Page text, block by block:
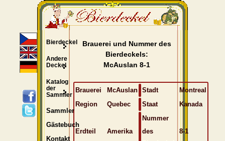
Brauerei und Nummer des
Bierdeckels:
McAuslan 8-1
Brauerei McAuslan Stadt
Montreal
Region
Quebec Staat Kanada
Erdteil Amerika
Nummer
des
8-1
Bierdeckel
Andere
Deckel
Katalog
der
Sammler
Sammler
Gästebuch
Kontakt